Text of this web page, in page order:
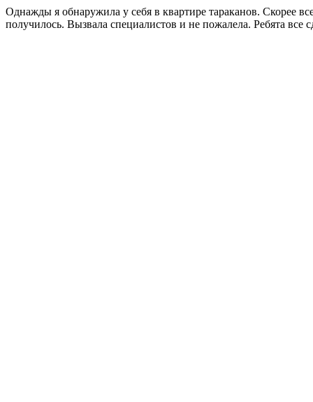
Однажды я обнаружила у себя в квартире тараканов. Скорее
получилось. Вызвала специалистов и не пожалела. Ребята все